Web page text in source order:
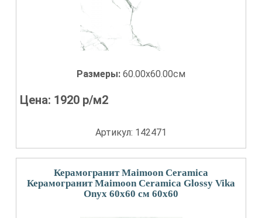
Размеры: 60.00x60.00см
Цена: 1920 р/м2
Артикул: 142471
Керамогранит Maimoon Ceramica
Керамогранит Maimoon Ceramica Glossy Vika
Onyx 60x60 см 60x60